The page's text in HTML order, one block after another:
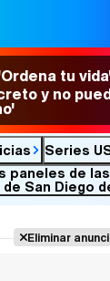
tu
y no
Series
paneles de
San Diego
Eliminar